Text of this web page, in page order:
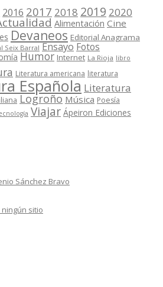
2016 2017 2018 2019 2020
Alimentación Cine
Devaneos Editorial Anagrama
Seix Barral Ensayo Fotos
Humor Internet La Rioja libro
Literatura americana literatura
Española Literatura
Logroño Música Poesía
Viajar Ápeiron Ediciones
Sánchez Bravo
sitio